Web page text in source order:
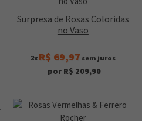
Surpresa de Rosas Coloridas
no Vaso
3x R$ 69,97 sem juros
por R$ 209,90